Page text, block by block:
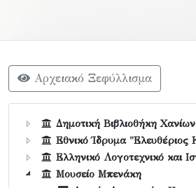
Αρχειακό Ξεφύλλισμα
Δημοτική Βιβλιοθήκη Χανίων
Εθνικό Ίδρυμα "Ελευθέριος
Ελληνικό Λογοτεχνικό και
Μουσείο Μπενάκη